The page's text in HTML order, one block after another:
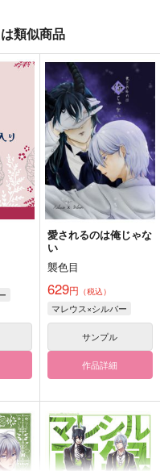
類似商品
愛されるのは俺じゃな
い
襲色目
629円 （税込）
マレウス×シルバー
サンプル
作品詳細